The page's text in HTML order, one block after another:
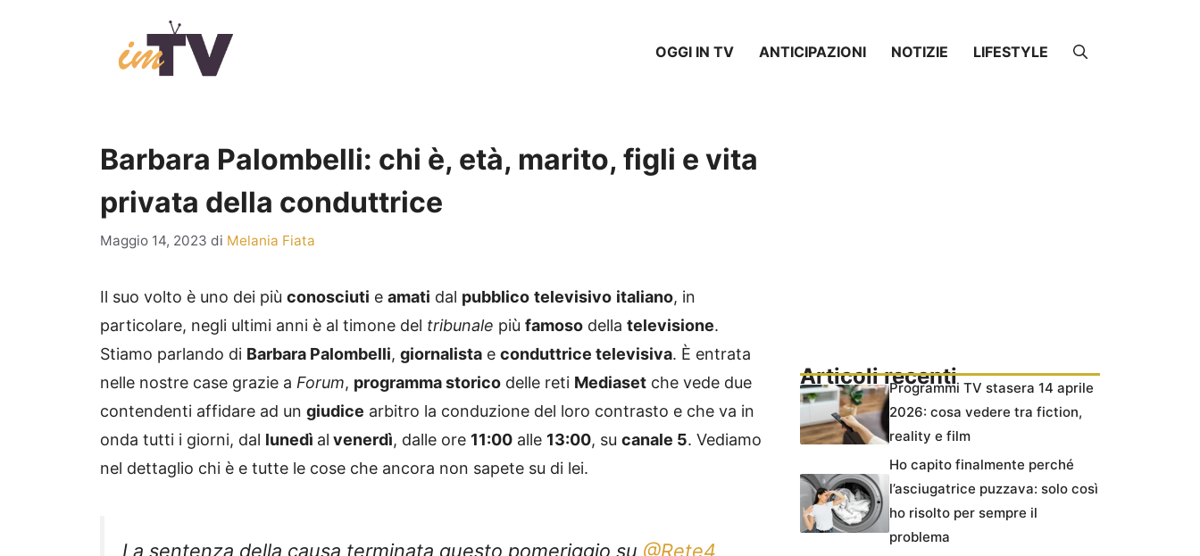
OGGI IN TV ANTICIPAZIONI NOTIZIE LIFESTYLE
Barbara Palombelli: chi è, età, marito, figli e vita
privata della conduttrice
Maggio 14, 2023 di Melania Fiata
Il suo volto è uno dei più conosciuti e amati dal pubblico televisivo italiano, in
particolare, negli ultimi anni è al timone del tribunale più famoso della televisione.
Stiamo parlando di Barbara Palombelli, giornalista e conduttrice televisiva. È entrata
nelle nostre case grazie a Forum, programma storico delle reti Mediaset che vede due
contendenti affidare ad un giudice arbitro la conduzione del loro contrasto e che va in
onda tutti i giorni, dal lunedì al venerdì, dalle ore 11:00 alle 13:00, su canale 5. Vediamo
nel dettaglio chi è e tutte le cose che ancora non sapete su di lei.
La sentenza della causa terminata questo pomeriggio su @Rete4
Articoli recentiProgrammi TV stasera 14 aprile
2026: cosa vedere tra fiction,
reality e film
Ho capito finalmente perché
l’asciugatrice puzzava: solo così
ho risolto per sempre il
problema